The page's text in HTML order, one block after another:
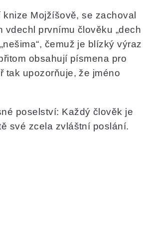
Mojžíšově, se zachoval
vdechl prvnímu člověku „dech
čemuž je blízký výraz
obsahují písmena pro
tak upozorňuje, že jméno
poselství: Každý člověk je
své zcela zvláštní poslání.